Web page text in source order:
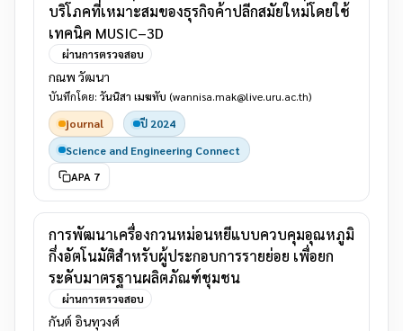
บริโภคที่เหมาะสมของธุรกิจค้าปลีกสมัยใหม่โดยใช้
เทคนิค MUSIC–3D
ผ่านการตรวจสอบ
กณพ วัฒนา
บันทึกโดย: วันนิสา เมฆทับ (wannisa.mak@live.uru.ac.th)
journal
ปี 2024
Science and Engineering Connect
APA 7
การพัฒนาเครื่องกวนหม่อนหยีแบบควบคุมอุณหภูมิ
กึ่งอัตโนมัติสำหรับผู้ประกอบการรายย่อย เพื่อยก
ระดับมาตรฐานผลิตภัณฑ์ชุมชน
ผ่านการตรวจสอบ
กันต์ อินทุวงศ์